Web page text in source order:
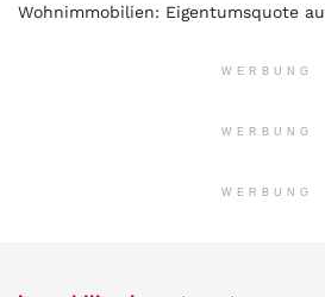
Wohnimmobilien: Eigentumsquote
WERBUNG
WERBUNG
WERBUNG